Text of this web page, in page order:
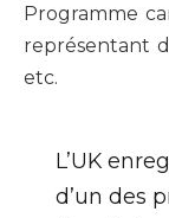
Programme
représentant
etc.
L’UK
d’un des